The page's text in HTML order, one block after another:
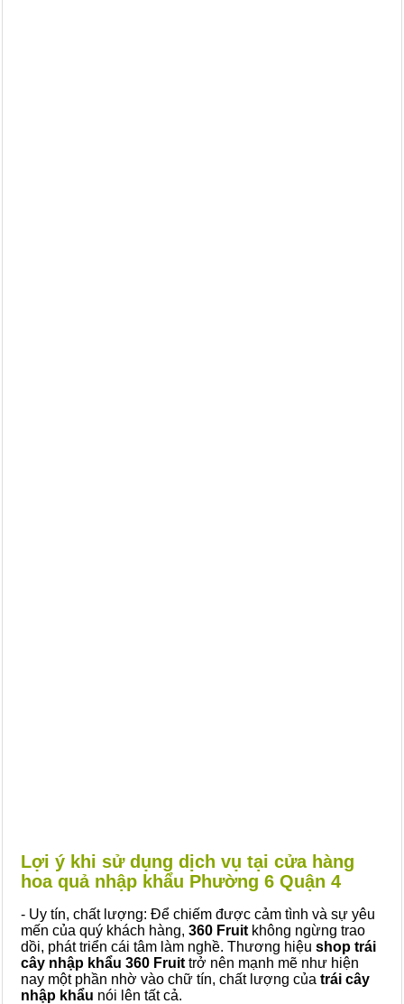
Lợi ý khi sử dụng dịch vụ tại cửa hàng
hoa quả nhập khẩu Phường 6 Quận 4
- Uy tín, chất lượng: Để chiếm được cảm tình và sự yêu
mến của quý khách hàng, 360 Fruit không ngừng trao
dồi, phát triển cái tâm làm nghề. Thương hiệu shop trái
cây nhập khẩu 360 Fruit trở nên mạnh mẽ như hiện
nay một phần nhờ vào chữ tín, chất lượng của trái cây
nhập khẩu nói lên tất cả.